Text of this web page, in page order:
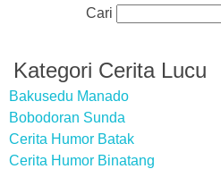
Cari
Kategori Cerita Lucu
Bakusedu Manado
Bobodoran Sunda
Cerita Humor Batak
Cerita Humor Binatang